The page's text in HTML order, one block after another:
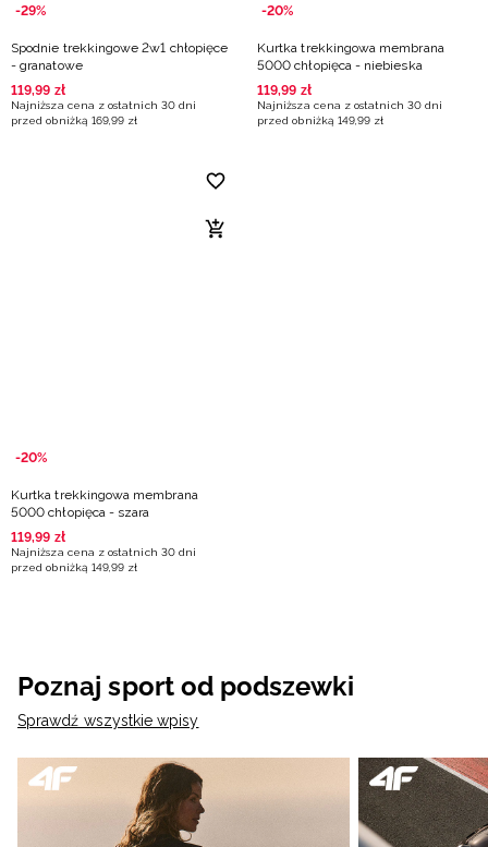
-29%
Spodnie trekkingowe 2w1 chłopięce
- granatowe
119,99 zł
Najniższa cena z ostatnich 30 dni
przed obniżką 169,99 zł
-20%
Kurtka trekkingowa membrana
5000 chłopięca - niebieska
119,99 zł
Najniższa cena z ostatnich 30 dni
przed obniżką 149,99 zł
-20%
Kurtka trekkingowa membrana
5000 chłopięca - szara
119,99 zł
Najniższa cena z ostatnich 30 dni
przed obniżką 149,99 zł
Poznaj sport od podszewki
Sprawdź wszystkie wpisy